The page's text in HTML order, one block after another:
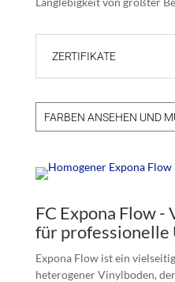
ZERTIFIKATE
FARBEN ANSEHEN UND
FC Expona Flow
für professionelle
Expona Flow ist ein
heterogener Vinylboden,